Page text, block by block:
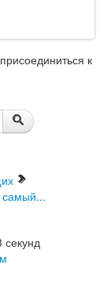
к
самый...